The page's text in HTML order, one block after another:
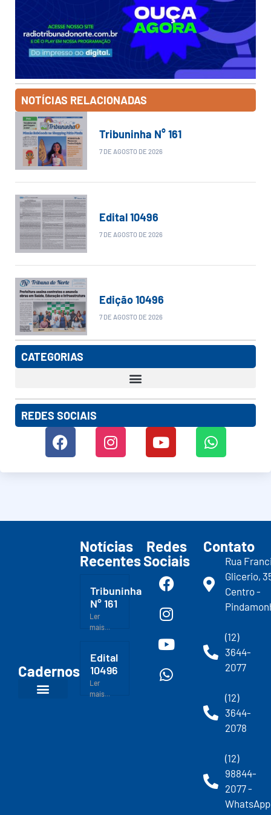
NOTÍCIAS RELACIONADAS
Tribuninha N° 161
7 DE AGOSTO DE 2026
Edital 10496
7 DE AGOSTO DE 2026
Edição 10496
7 DE AGOSTO DE 2026
CATEGORIAS
REDES SOCIAIS
Cadernos
Notícias
Recentes
Tribuninha
N° 161
Ler
mais...
Edital
10496
Ler
mais...
Redes
Sociais
Contato
Rua
Glicerio,
Centro -
(12)
3644-
2077
(12)
3644-
2078
(12)
98844-
2077 -
WhatsApp